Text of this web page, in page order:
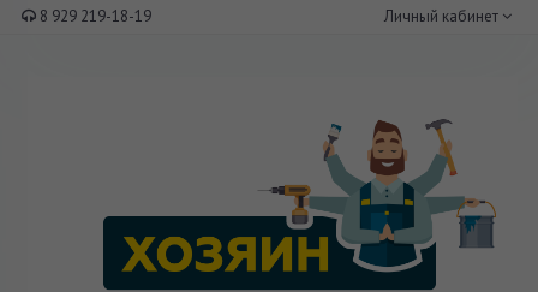
8 929 219-18-19 Личный кабинет